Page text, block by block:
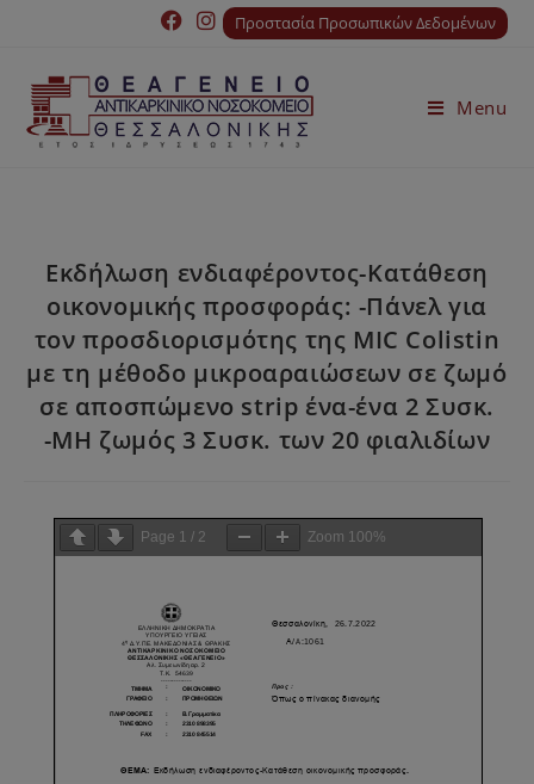
Προστασία Προσωπικών Δεδομένων
Menu
Εκδήλωση ενδιαφέροντος-Κατάθεση
οικονομικής προσφοράς: -Πάνελ για
τον προσδιορισμότης της MIC Colistin
με τη μέθοδο μικροαραιώσεων σε ζωμό
σε αποσπώμενο strip ένα-ένα 2 Συσκ.
-ΜΗ ζωμός 3 Συσκ. των 20 φιαλιδίων
Page 1 / 2 Zoom 100%